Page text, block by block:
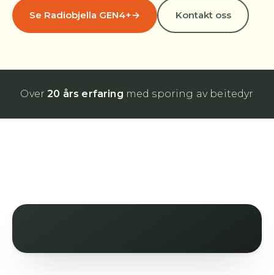
Se Radiobjella GEN4+→ Kontakt oss
Over20 års erfaring med sporing av beitedyr